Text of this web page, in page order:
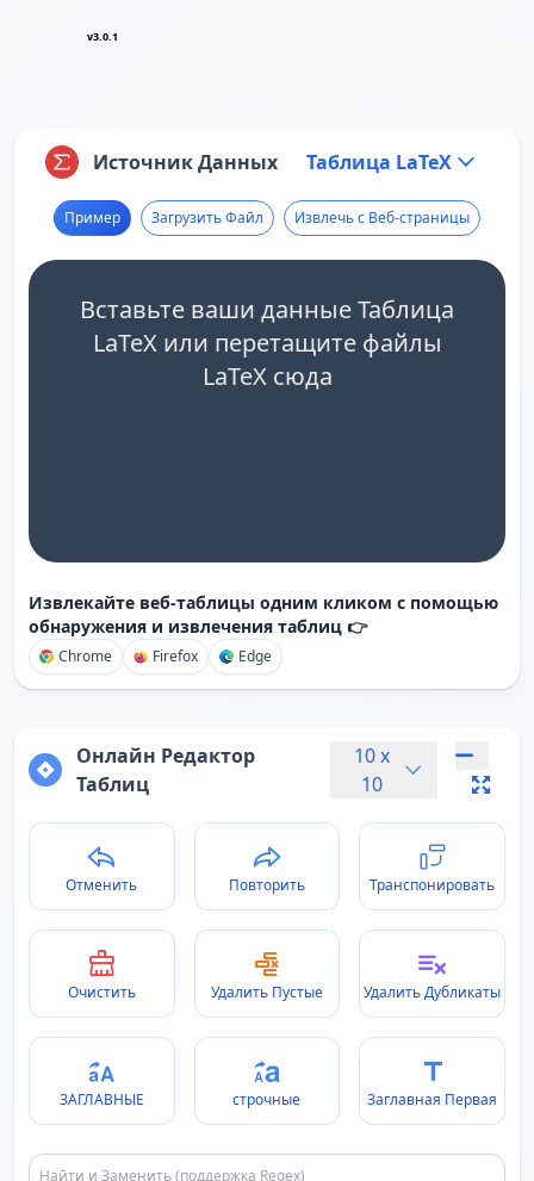
v3.0.1
Источник Данных Таблица LaTeX
Пример Загрузить Файл Извлечь с Веб-страницы
Вставьте ваши данные Таблица
LaTeX или перетащите файлы
LaTeX сюда
Извлекайте веб-таблицы одним кликом с помощью
обнаружения и извлечения таблиц 👉
Chrome Firefox Edge
Онлайн Редактор
Таблиц
10x
10
Отменить Повторить Транспонировать
Очистить Удалить Пустые Удалить Дубликаты
ЗАГЛАВНЫЕ строчные Заглавная Первая